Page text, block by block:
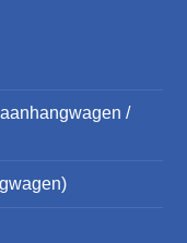
/